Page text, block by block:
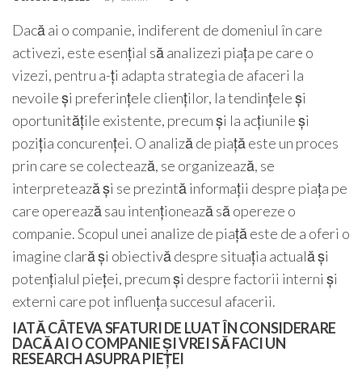
Dacă ai o companie, indiferent de domeniul în care
activezi, este esențial să analizezi piața pe care o
vizezi, pentru a-ți adapta strategia de afaceri la
nevoile și preferințele clienților, la tendințele și
oportunitățile existente, precum și la acțiunile și
poziția concurenței. O analiză de piață este un proces
prin care se colectează, se organizează, se
interpretează și se prezintă informații despre piața pe
care operează sau intenționează să opereze o
companie. Scopul unei analize de piață este de a oferi o
imagine clară și obiectivă despre situația actuală și
potențialul pieței, precum și despre factorii interni și
externi care pot influența succesul afacerii.
IATĂ CÂTEVA SFATURI DE LUAT ÎN CONSIDERARE
DACĂ AI O COMPANIE ȘI VREI SĂ FACI UN
RESEARCH ASUPRA PIEȚEI